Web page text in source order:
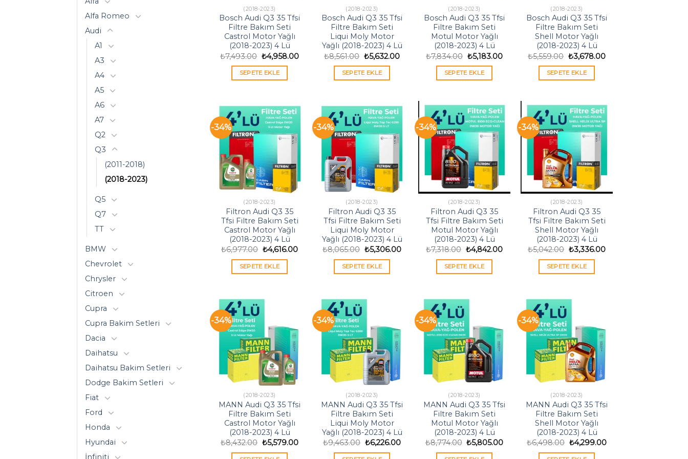
Alfa Romeo
Audi
A1
A3
A4
A5
A6
A7
Q2
Q3
(2011-2018)
(2018-2023)
Q5
Q7
TT
BMW
Chevrolet
Chrysler
Citroen
Cupra
Cupra Bakim Setleri
Dacia
Daihatsu
Daihatsu Bakim Setleri
Dodge Bakim Setleri
Fiat
Ford
Honda
Hyundai
İnfiniti
(2018-2023)
Bosch Audi Q3 35 Tfsi
Filtre Bakım Seti
Castrol Motor Yağlı
(2018-2023) 4 Lü
₺7,493.00 Orijinal
fiyat:
₺7,493.00.
₺4,958.00Şu
₺4,958.00.
SEPETE EKLE
(2018-2023)
Bosch Audi Q3 35 Tfsi
Filtre Bakım Seti
Liqui Moly Motor
Yağlı (2018-2023) 4 Lü
₺8,561.00 Orijinal
fiyat:
₺8,561.00.
₺5,632.00Şu
SEPETE EKLE
(2018-2023)
Bosch Audi Q3 35 Tfsi
Filtre Bakım Seti
Motul Motor Yağlı
(2018-2023) 4 Lü
₺7,834.00 Orijinal
fiyat:
₺7,834.00.
₺5,183.00Şu
SEPETE EKLE
(2018-2023)
Bosch Audi Q3 35 Tfsi
Filtre Bakım Seti
Shell Motor Yağlı
(2018-2023) 4 Lü
₺5,559.00 Orijinal
fiyat:
₺5,559.00.
₺3,678.00Şu
SEPETE EKLE
-34%
(2018-2023)
Filtron Audi Q3 35
Tfsi Filtre Bakım Seti
Castrol Motor Yağlı
(2018-2023) 4 Lü
₺6,977.00 Orijinal
fiyat:
₺6,977.00.
₺4,616.00Şu
SEPETE EKLE
-34%
(2018-2023)
Filtron Audi Q3 35
Tfsi Filtre Bakım Seti
Liqui Moly Motor
Yağlı (2018-2023) 4 Lü
₺8,065.00 Orijinal
fiyat:
₺8,065.00.
₺5,306.00Şu
SEPETE EKLE
-34%
(2018-2023)
Filtron Audi Q3 35
Tfsi Filtre Bakım Seti
Motul Motor Yağlı
(2018-2023) 4 Lü
₺7,318.00 Orijinal
fiyat:
₺7,318.00.
₺4,842.00Şu
SEPETE EKLE
-34%
(2018-2023)
Filtron Audi Q3 35
Tfsi Filtre Bakım Seti
Shell Motor Yağlı
(2018-2023) 4 Lü
₺5,042.00 Orijinal
fiyat:
₺5,042.00.
₺3,336.00Şu
SEPETE EKLE
-34%
(2018-2023)
MANN Audi Q3 35 Tfsi
Filtre Bakım Seti
Castrol Motor Yağlı
(2018-2023) 4 Lü
₺8,432.00 Orijinal
fiyat:
₺8,432.00.
₺5,579.00Şu
-34%
(2018-2023)
MANN Audi Q3 35 Tfsi
Filtre Bakım Seti
Liqui Moly Motor
Yağlı (2018-2023) 4 Lü
₺9,463.00 Orijinal
fiyat:
₺9,463.00.
₺6,226.00Şu
-34%
(2018-2023)
MANN Audi Q3 35 Tfsi
Filtre Bakım Seti
Motul Motor Yağlı
(2018-2023) 4 Lü
₺8,774.00 Orijinal
fiyat:
₺8,774.00.
₺5,805.00Şu
-34%
(2018-2023)
MANN Audi Q3 35 Tfsi
Filtre Bakım Seti
Shell Motor Yağlı
(2018-2023) 4 Lü
₺6,498.00 Orijinal
fiyat:
₺6,498.00.
₺4,299.00Şu